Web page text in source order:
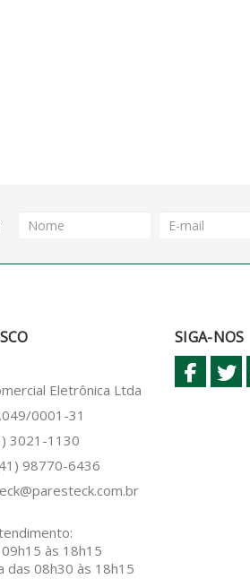
Eletrônica Ltda
0001-31
3021-1130
98770-6436
às 18h15
das 08h30 às 18h15
SIGA-NOS